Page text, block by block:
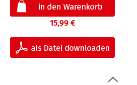
15,99 €